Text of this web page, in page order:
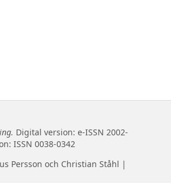
Digital version: e-ISSN 2002-
ISSN 0038-0342
Persson och Christian Ståhl |